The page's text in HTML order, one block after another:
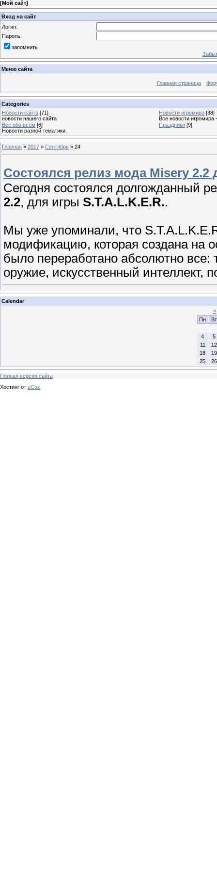
[Мой сайт]
Вход на сайт
Логин:
Пароль:
запомнить
Меню сайта
Главная страница
Categories
Новости сайта [71]
новости нашего сайта
Новости игромира [38]
Все новости игромира
Все обо всем [6]
Новости разной тематики.
Праздники [9]
Главная » 2017 » Сентябрь » 24
Состоялся релиз мода Misery 2.2
Сегодня состоялся долгожданный
2.2, для игры S.T.A.L.K.E.R..
Мы уже упоминали, что
модификацию, которая создана на
было переработано абсолютно
оружие, искусственный интеллект,
Calendar
«
Пн
Вт
4
5
11
12
18
19
25
26
Полная версия сайта
Хостинг от uCoz